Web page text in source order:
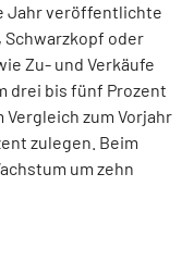
Jahr veröffentlichte
Schwarzkopf oder
Zu- und Verkäufe
drei bis fünf Prozent
zum Vorjahr
zulegen. Beim
um zehn